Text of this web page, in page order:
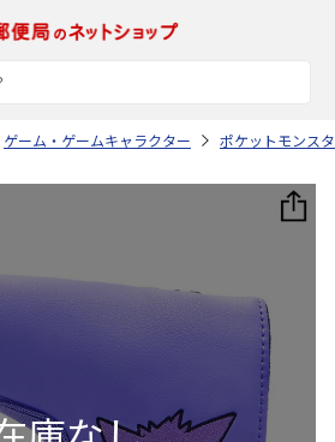
ゲーム・ゲームキャラクター ポケットモンス